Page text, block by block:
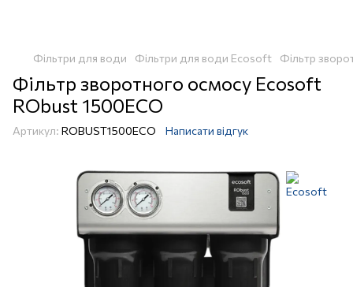
Фільтри для води Фільтри для води Ecosoft Фільтр
Фільтр зворотного осмосу Ecosoft
RObust 1500ECO
Артикул: ROBUST1500ECO Написати відгук